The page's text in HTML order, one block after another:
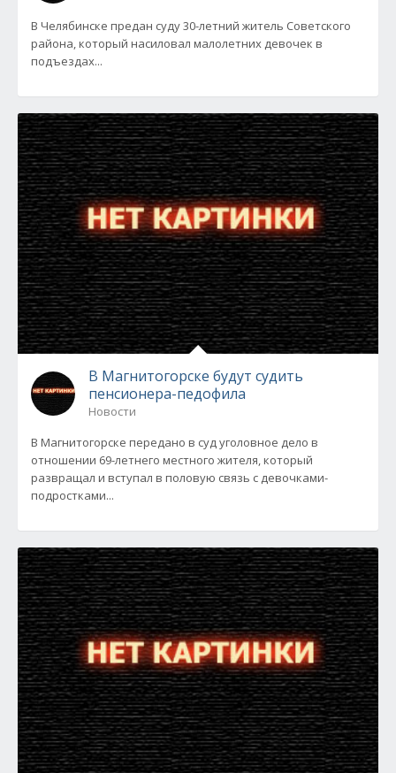
В Челябинске предан суду 30-летний житель Советского
района, который насиловал малолетних девочек в
подъездах...
В Магнитогорске будут судить
пенсионера-педофила
Новости
В Магнитогорске передано в суд уголовное дело в
отношении 69-летнего местного жителя, который
развращал и вступал в половую связь с девочками-
подростками...